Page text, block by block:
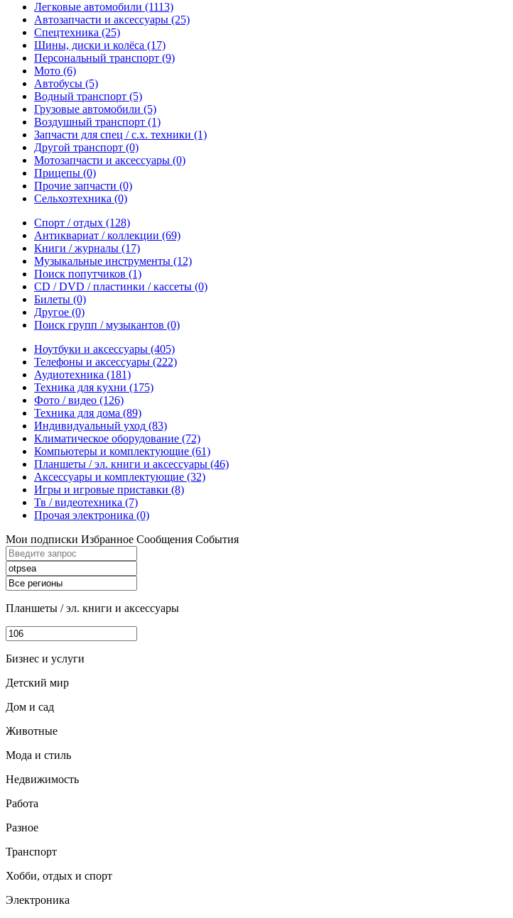
Легковые автомобили (1113)
Автозапчасти и аксессуары (25)
Спецтехника (25)
Шины, диски и колёса (17)
Персональный транспорт (9)
Мото (6)
Автобусы (5)
Водный транспорт (5)
Грузовые автомобили (5)
Воздушный транспорт (1)
Запчасти для спец / с.х. техники (1)
Другой транспорт (0)
Мотозапчасти и аксессуары (0)
Прицепы (0)
Прочие запчасти (0)
Сельхозтехника (0)
Спорт / отдых (128)
Антиквариат / коллекции (69)
Книги / журналы (17)
Музыкальные инструменты (12)
Поиск попутчиков (1)
CD / DVD / пластинки / кассеты (0)
Билеты (0)
Другое (0)
Поиск групп / музыкантов (0)
Ноутбуки и аксессуары (405)
Телефоны и аксессуары (222)
Аудиотехника (181)
Техника для кухни (175)
Фото / видео (126)
Техника для дома (89)
Индивидуальный уход (83)
Климатическое оборудование (72)
Компьютеры и комплектующие (61)
Планшеты / эл. книги и аксессуары (46)
Аксессуары и комплектующие (32)
Игры и игровые приставки (8)
Тв / видеотехника (7)
Прочая электроника (0)
Мои подписки Избранное Сообщения События
Планшеты / эл. книги и аксессуары
Бизнес и услуги
Детский мир
Дом и сад
Животные
Мода и стиль
Недвижимость
Работа
Разное
Транспорт
Хобби, отдых и спорт
Электроника